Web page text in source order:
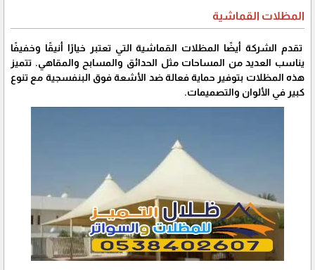
المظلات القماشية
تقدم الشركة أيضًا المظلات القماشية التي تعتبر خيارًا أنيقًا وخفيفًا
يناسب العديد من المساحات مثل الحدائق والمسابح والمقاهي. تتميز
هذه المظلات بتوفير حماية فعالة ضد الأشعة فوق البنفسجية مع تنوع
كبير في الألوان والتصميمات.